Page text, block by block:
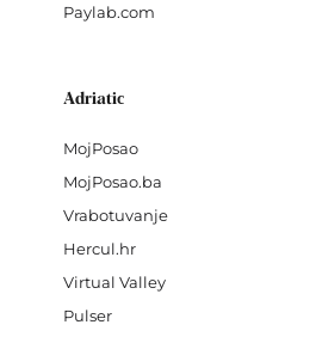
Paylab.com
Adriatic
MojPosao
MojPosao.ba
Vrabotuvanje
Hercul.hr
Virtual Valley
Pulser